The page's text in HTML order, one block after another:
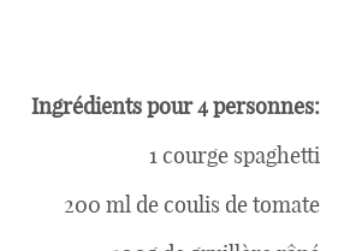
Ingrédients pour 4 personnes:
1 courge spaghetti
200 ml de coulis de tomate